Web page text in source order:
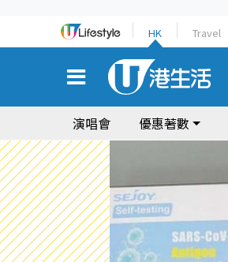
HK Travel
演唱會 優惠著數